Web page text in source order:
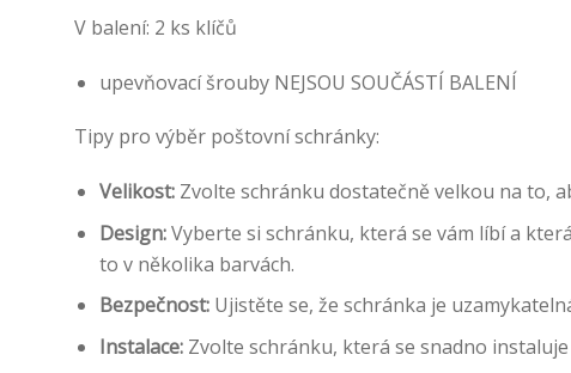
V balení: 2 ks klíčů
upevňovací šrouby NEJSOU SOUČÁSTÍ BALENÍ
Tipy pro výběr poštovní schránky:
Velikost:Zvolte schránku dostatečně velkou na to,
Design:Vyberte si schránku, která se vám líbí a
to v několika barvách.
Bezpečnost:Ujistěte se, že schránka je
Instalace:Zvolte schránku, která se snadno